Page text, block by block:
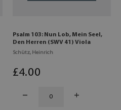
Psalm 103: Nun Lob, Mein Seel,
Den Herren (SWV 41) Viola
Schütz, Heinrich
£4.00